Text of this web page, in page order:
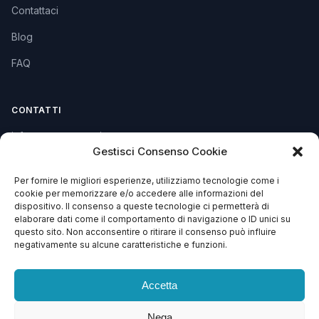
Gestisci Consenso Cookie
Per fornire le migliori esperienze, utilizziamo tecnologie come i
cookie per memorizzare e/o accedere alle informazioni del
dispositivo. Il consenso a queste tecnologie ci permetterà di
elaborare dati come il comportamento di navigazione o ID unici su
questo sito. Non acconsentire o ritirare il consenso può influire
negativamente su alcune caratteristiche e funzioni.
Accetta
Contattaci
Blog
FAQ
CONTATTI
info@soccorsowp.it
PEC: gtechgroup@pec.it
Privacy Policy
Cookie Policy
Termini e Condizioni